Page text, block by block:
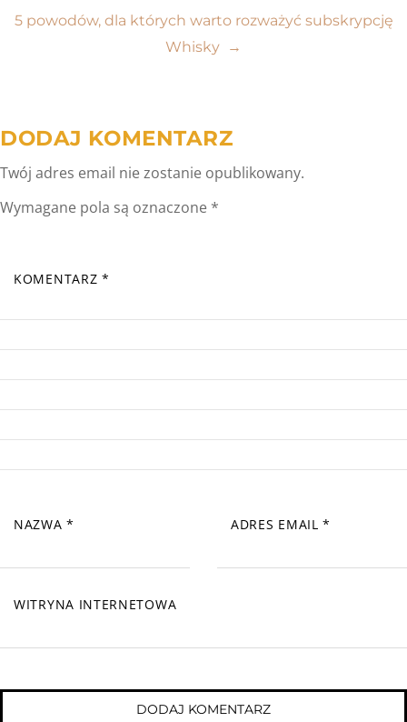
wpisu
5 powodów, dla których warto rozważyć subskrypcję
Whisky →
DODAJ KOMENTARZ
Twój adres email nie zostanie opublikowany.
Wymagane pola są oznaczone *
KOMENTARZ *
NAZWA* ADRES EMAIL*
WITRYNA INTERNETOWA